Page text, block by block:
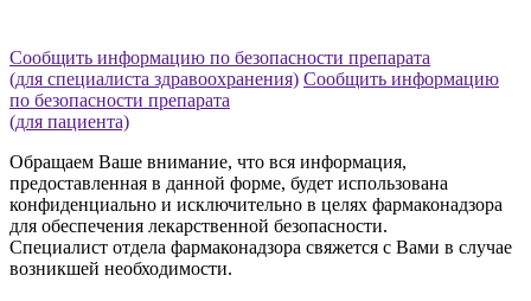
Сообщить информацию по безопасности препарата
(для специалиста здравоохранения) Сообщить информацию
по безопасности препарата
(для пациента)
Обращаем Ваше внимание, что вся информация,
предоставленная в данной форме, будет использована
конфиденциально и исключительно в целях фармаконадзора
для обеспечения лекарственной безопасности.
Специалист отдела фармаконадзора свяжется с Вами в случае
возникшей необходимости.